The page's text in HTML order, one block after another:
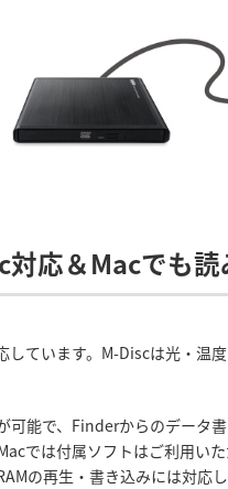
応＆Macでも
ています。M-Discは光・温
可能で、Finderからのデータ
では付属ソフトはご利用いた
の再生・書き込みには対応し